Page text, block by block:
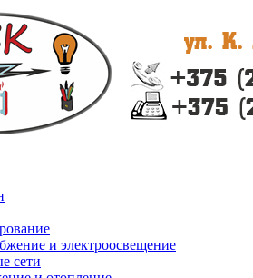
и электроосвещение
сети